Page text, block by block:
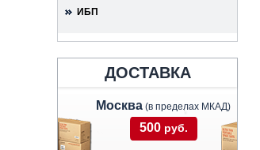
ИБП
ДОСТАВКА
Москва (в пределах МКАД)
500 руб.